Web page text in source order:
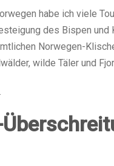
habe ich viele
des Bispen
Norwegen-
wilde Täler und